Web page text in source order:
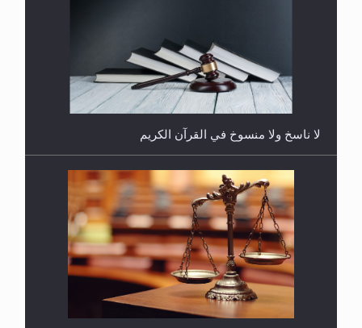
هل يُحسب حول الزكاة وفق السنة الميلادية أو الهجرية؟
هل يجوز فتح مشروع كوافير نسائي للمحجبات وغير
المحجبات؟
لا ناسخ ولا منسوخ في القرآن الكريم